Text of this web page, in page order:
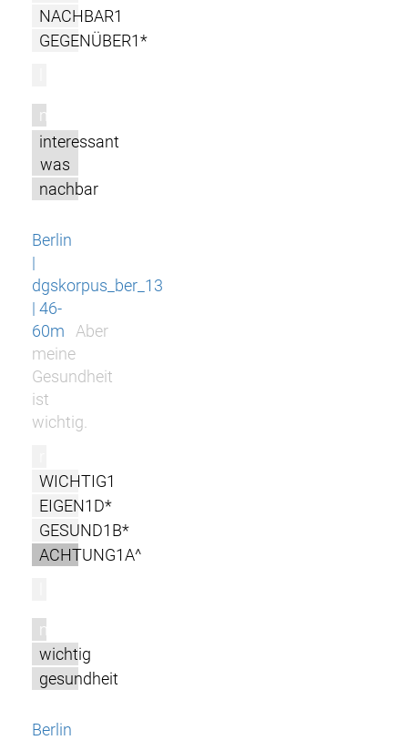
NACHBAR1
GEGENÜBER1*
m
interessant
was
nachbar
Berlin
|
dgskorpus_ber_13
| 46-
60m
Aber
meine
Gesundheit
ist
wichtig.
WICHTIG1
EIGEN1D*
GESUND1B*
ACHTUNG1A^
m
wichtig
gesundheit
Berlin